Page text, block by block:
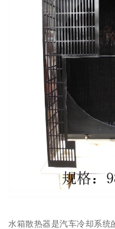
水箱散热器是汽车冷却系统